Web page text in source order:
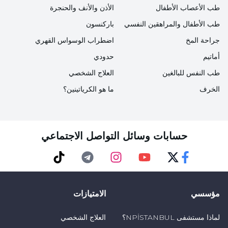
طب الأعصاب الأطفال
الأذن والأنف والحنجرة
طب الأطفال والمراهقين النفسي
جراحة المخ
أماتيم
طب النفس للبالغين
الخرف
باركنسون
اضطراب الوسواس القهري
حدودي
العلاج الشخصي
ما هو الكرياتينين؟
حسابات وسائل التواصل الاجتماعي
مؤسسي
لماذا مستشفى NPİSTANBUL؟
الامتيازات
العلاج الشخصي